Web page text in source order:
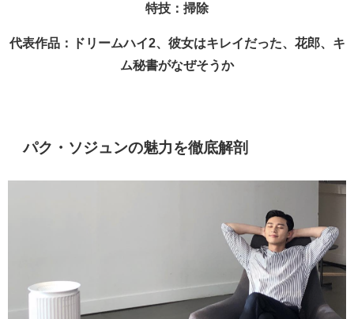
特技：掃除
代表作品：ドリームハイ2、彼女はキレイだった、花郎、キ
ム秘書がなぜそうか
パク・ソジュンの魅力を徹底解剖